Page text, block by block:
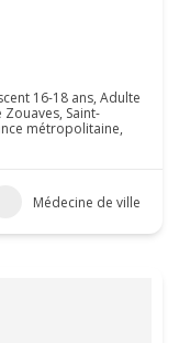
16-18 ans, Adulte
Saint-
métropolitaine,
Médecine de ville